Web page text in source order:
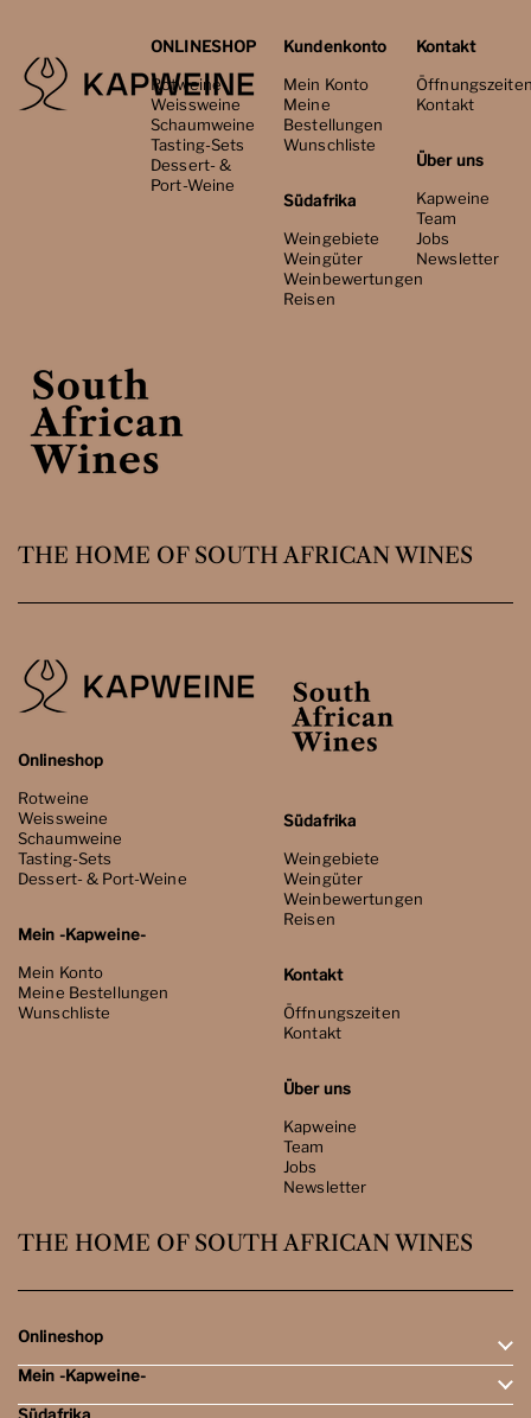
ONLINESHOP
Rotweine
Weissweine
Schaumweine
Tasting-Sets
Dessert- &
Port-Weine
Kundenkonto
Mein Konto
Meine
Bestellungen
Wunschliste
Südafrika
Weingebiete
Weingüter
Weinbewertungen
Reisen
Kontakt
Kontakt
Über uns
Kapweine
Team
Jobs
Newsletter
THE HOME OF SOUTH AFRICAN WINES
Onlineshop
Rotweine
Weissweine
Schaumweine
Tasting-Sets
Dessert- & Port-Weine
Mein -Kapweine-
Mein Konto
Meine Bestellungen
Wunschliste
Südafrika
Weingebiete
Weingüter
Weinbewertungen
Reisen
Kontakt
Öffnungszeiten
Kontakt
Über uns
Kapweine
Team
Jobs
Newsletter
THE HOME OF SOUTH AFRICAN WINES
Onlineshop
Rotweine
Weissweine
Mein -Kapweine-